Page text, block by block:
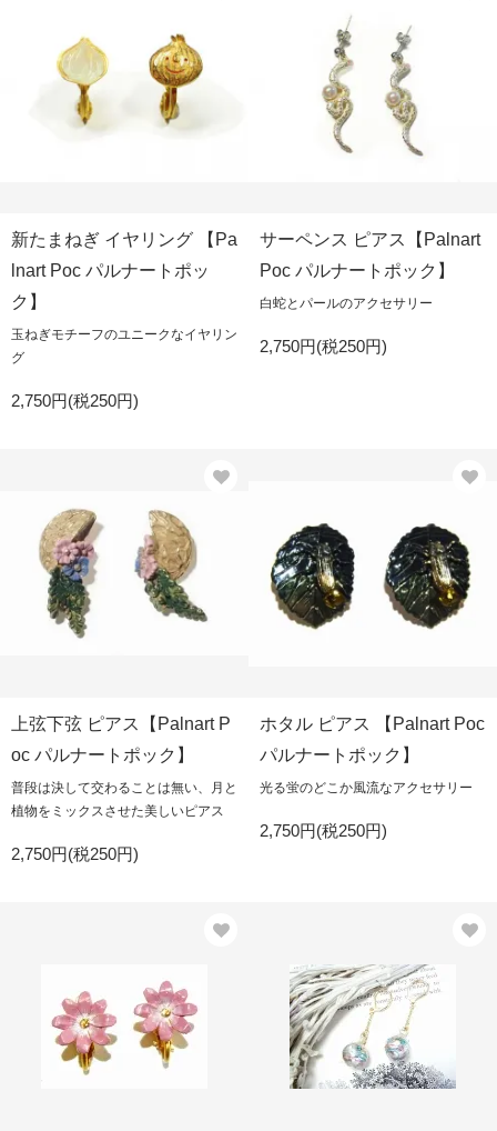
新たまねぎ イヤリング 【Pa
lnart Poc パルナートポッ
ク】
玉ねぎモチーフのユニークなイヤリン
グ
2,750円(税250円)
サーペンス ピアス【Palnart
Poc パルナートポック】
白蛇とパールのアクセサリー
2,750円(税250円)
上弦下弦 ピアス【Palnart P
oc パルナートポック】
普段は決して交わることは無い、月と
植物をミックスさせた美しいピアス
2,750円(税250円)
ホタル ピアス 【Palnart Poc
パルナートポック】
光る蛍のどこか風流なアクセサリー
2,750円(税250円)